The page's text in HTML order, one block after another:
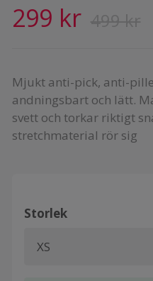
299 kr
Mjukt anti-pick, anti-
andningsbart och lätt.
svett och torkar riktigt
stretchmaterial rör sig
Storlek